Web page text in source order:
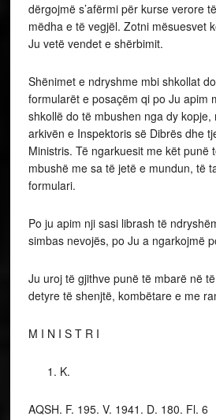
dërgojmë s’afërmi për kurse verore
mëdha e të vegjël. Zotni mësuesvet
Ju vetë vendet e shërbimit.
Shënimet e ndryshme mbi shkollat
formularët e posaçëm qi po Ju apim
shkollë do të mbushen nga dy
arkivën e Inspektoris së Dibrës dhe
Ministris. Të ngarkuesit me kët punë
mbushë me sa të jetë e mundun, të
formulari.
Po ju apim nji sasi librash të
simbas nevojës, po Ju a ngarkojmë
Ju uroj të gjithve punë të mbarë në
detyre të shenjtë, kombëtare e me
M I N I S T R I
K.
AQSH. F. 195. V. 1941. D. 180. Fl. 6